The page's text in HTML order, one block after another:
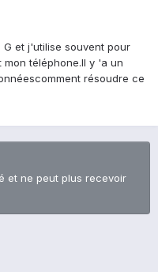
et j'utilise souvent pour
téléphone.Il y 'a un
résoudre ce
et ne peut plus recevoir